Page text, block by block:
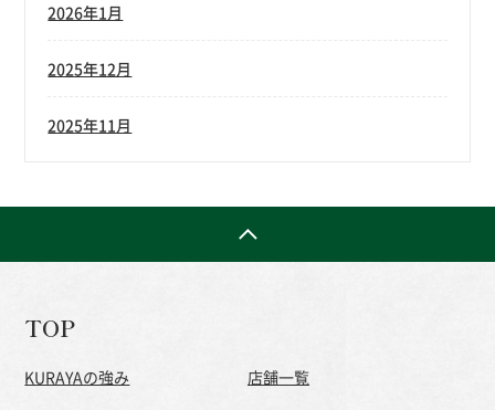
2026年1月
2025年12月
2025年11月
TOP
KURAYAの強み
店舗一覧